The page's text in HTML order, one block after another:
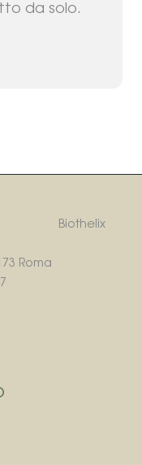
da solo.
Biothelix
Roma